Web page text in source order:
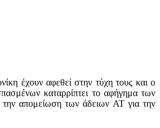
έχουν αφεθεί στην τύχη τους και ο
καταρρίπτει το αφήγημα των
την απομείωση των άδειων ΑΤ για την